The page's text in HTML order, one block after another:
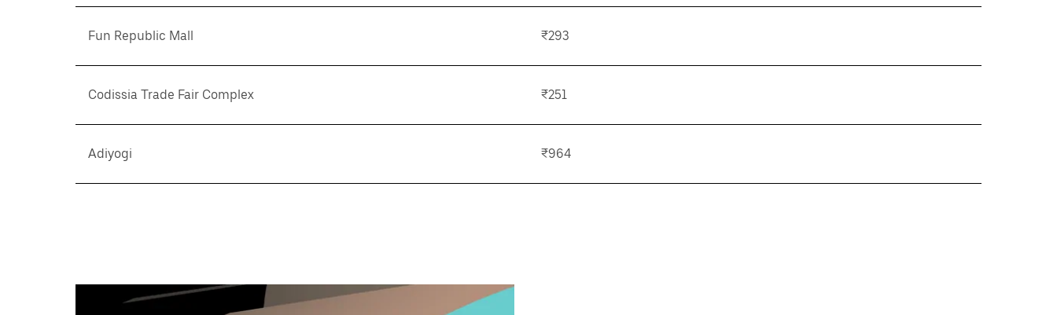
Fun Republic Mall ₹293
Codissia Trade Fair Complex ₹251
Adiyogi ₹964